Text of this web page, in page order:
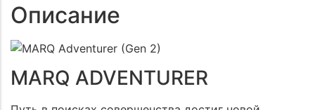
Описание
MARQ ADVENTURER